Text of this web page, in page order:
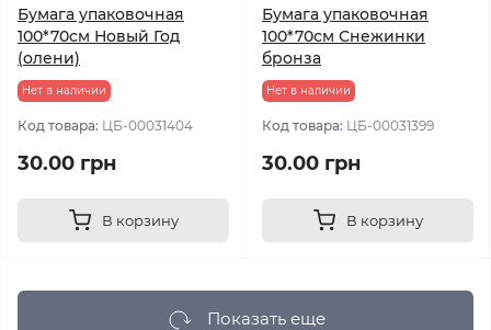
Бумага упаковочная
100*70см Новый Год
(олени)
Нет в наличии
Код товара: ЦБ-00031404
30.00 грн
В корзину
Бумага упаковочная
100*70см Снежинки
бронза
Нет в наличии
Код товара: ЦБ-00031399
30.00 грн
В корзину
Показать еще